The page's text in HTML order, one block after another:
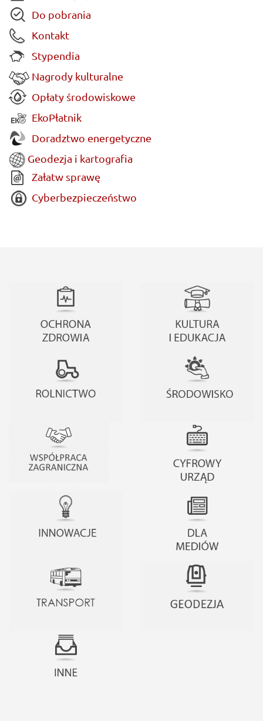
Do pobrania
Kontakt
Stypendia
Nagrody kulturalne
Opłaty środowiskowe
EkoPłatnik
Doradztwo energetyczne
Geodezja i kartografia
Załatw sprawę
Cyberbezpieczeństwo